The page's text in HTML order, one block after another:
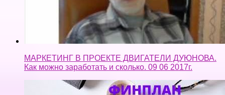
МАРКЕТИНГ В ПРОЕКТЕ ДВИГАТЕЛИ ДУЮНОВА.
Как можно заработать и сколько. 09 06 2017г.